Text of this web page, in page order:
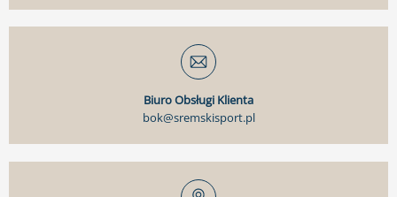
Biuro Obsługi Klienta
bok@sremskisport.pl